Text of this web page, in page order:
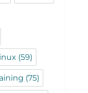
(59)
(75)